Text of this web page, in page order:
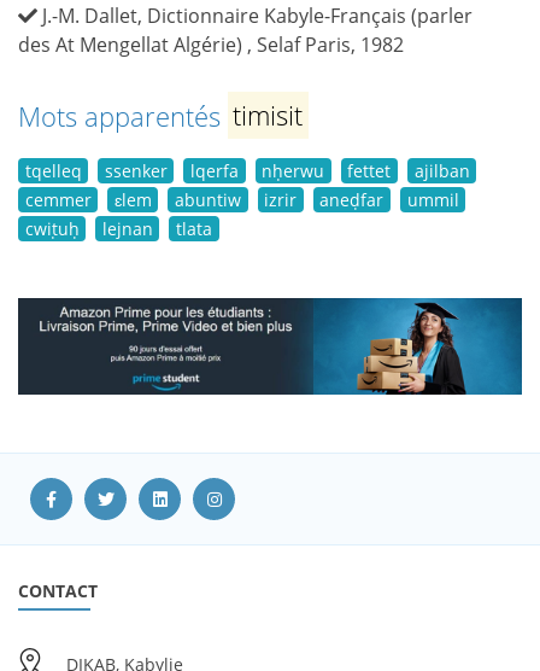
J.-M. Dallet, Dictionnaire Kabyle-Français (parler
des At Mengellat Algérie) , Selaf Paris, 1982
Mots apparentés timisit
tqelleq ssenker lqerfa nḥerwu fettet
ajilban
cemmer
ɛlem abuntiw izrir aneḍfar
ummil
cwiṭuḥ
lejnan tlata
CONTACT
DIKAB, Kabylie